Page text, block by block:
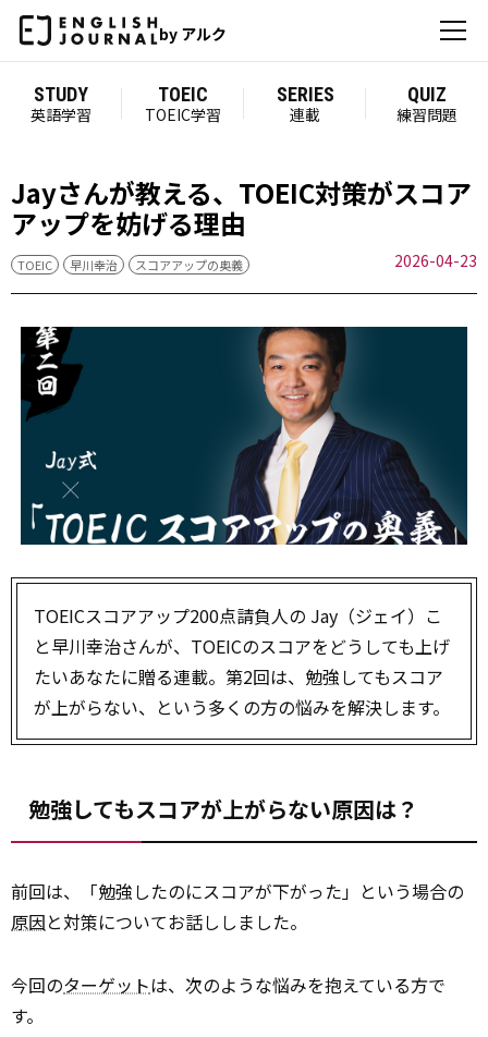
by アルク
STUDY
英語学習
TOEIC
TOEIC学習
SERIES
連載
QUIZ
練習問題
Jayさんが教える、TOEIC対策がスコア
アップを妨げる理由
TOEIC 早川幸治 スコアアップの奥義 2026-04-23
TOEICスコアアップ200点請負人の Jay（ジェイ）こ
と早川幸治さんが、TOEICのスコアをどうしても上げ
たいあなたに贈る連載。第2回は、勉強してもスコア
が上がらない、という多くの方の悩みを解決します。
勉強してもスコアが上がらない原因は？
前回は、「勉強したのにスコアが下がった」という場合の
原因と対策についてお話ししました。
今回のターゲットは、次のような悩みを抱えている方で
す。